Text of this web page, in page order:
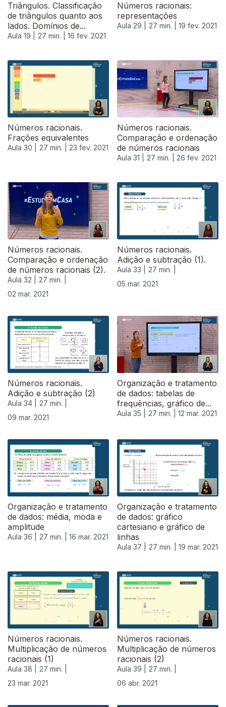
Triângulos. Classificação
de triângulos quanto aos
lados. Domínios de...
Aula 19 | 27 min. | 16 fev. 2021
Números racionais:
representações
Aula 29 | 27 min. | 19 fev. 2021
Números racionais.
Frações equivalentes
Aula 30 | 27 min. | 23 fev. 2021
Números racionais.
Comparação e ordenação
de números racionais
Aula 31 | 27 min. | 26 fev. 2021
Números racionais.
Comparação e ordenação
de números racionais (2).
Aula 32 |
27 min. |
02 mar. 2021
Números racionais.
Adição e subtração (1).
Aula 33 |
27 min. |
05 mar. 2021
Números racionais.
Adição e subtração (2)
Aula 34 |
27 min. |
09 mar. 2021
Organização e tratamento
de dados: tabelas de
frequências, gráfico de...
Aula 35 | 27 min. | 12 mar. 2021
530113
Organização e tratamento
de dados: média, moda e
amplitude
Aula 36 | 27 min. | 16 mar. 2021
Organização e tratamento
de dados: gráfico
cartesiano e gráfico de
linhas
Aula 37 | 27 min. | 19 mar. 2021
Números racionais.
Multiplicação de números
racionais (1)
Aula 38 |
27 min. |
23 mar. 2021
Números racionais.
Multiplicação de números
racionais (2)
Aula 39 |
27 min. |
06 abr. 2021